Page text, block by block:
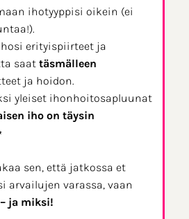
ihotyyppisi oikein (ei
erityispiirteet ja
saat täsmälleen
ja hoidon.
yleiset ihonhoitosapluunat
iho on täysin
sen, että jatkossa et
arvailujen varassa, vaan
ja miksi!